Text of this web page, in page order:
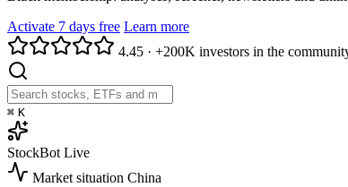
Activate 7 days free Learn more
4.45 · +200K investors in the
⌘ K
StockBot Live
Market situation China